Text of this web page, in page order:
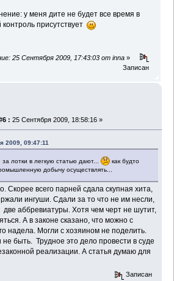
у меня дите не будет все время в
присутствует
25 Сентября 2009, 17:43:03 от inna »
Записан
: 25 Сентября 2009, 18:58:16 »
2009, 09:47:11
за лотки в легкую статью дают...
как будто
добычу осуществлять...
Скорее всего парней сдала скупная хита,
ингуши. Сдали за то что не им несли,
аббревиатуры. Хотя чем черт не шутит,
А в законе сказано, что можно с
надела. Могли с хозяином не поделить.
быть. Трудное это дело провести в суде
реализации. А статья думаю для
Записан